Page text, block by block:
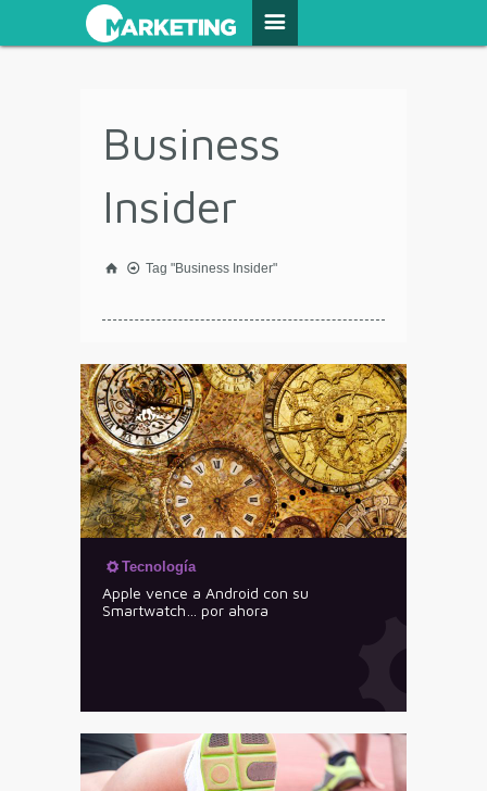
Business
Insider
Tag "Business Insider"
Tecnología
Apple vence a Android con su
Smartwatch… por ahora